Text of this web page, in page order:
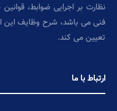
نظارت بر اجرایی ضوابط،
فنی می باشد، شرح وظایف این
تعیین می کند.
ارتباط با ما